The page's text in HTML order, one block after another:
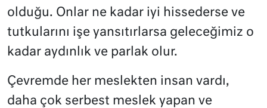
olduğu. Onlar ne kadar iyi hissederse ve
tutkularını işe yansıtırlarsa geleceğimiz o
kadar aydınlık ve parlak olur.
Çevremde her meslekten insan vardı,
daha çok serbest meslek yapan ve